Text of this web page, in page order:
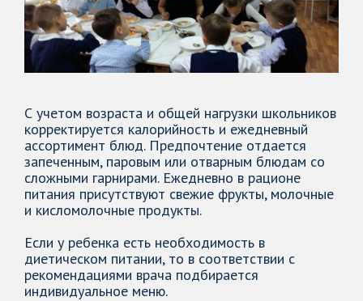
С учетом возраста и общей нагрузки школьников
корректируется калорийность и ежедневный
ассортимент блюд. Предпочтение отдается
запеченным, паровым или отварным блюдам со
сложными гарнирами. Ежедневно в рационе
питания присутствуют свежие фрукты, молочные
и кисломолочные продукты.
Если у ребенка есть необходимость в
диетическом питании, то в соответствии с
рекомендациями врача подбирается
индивидуальное меню.